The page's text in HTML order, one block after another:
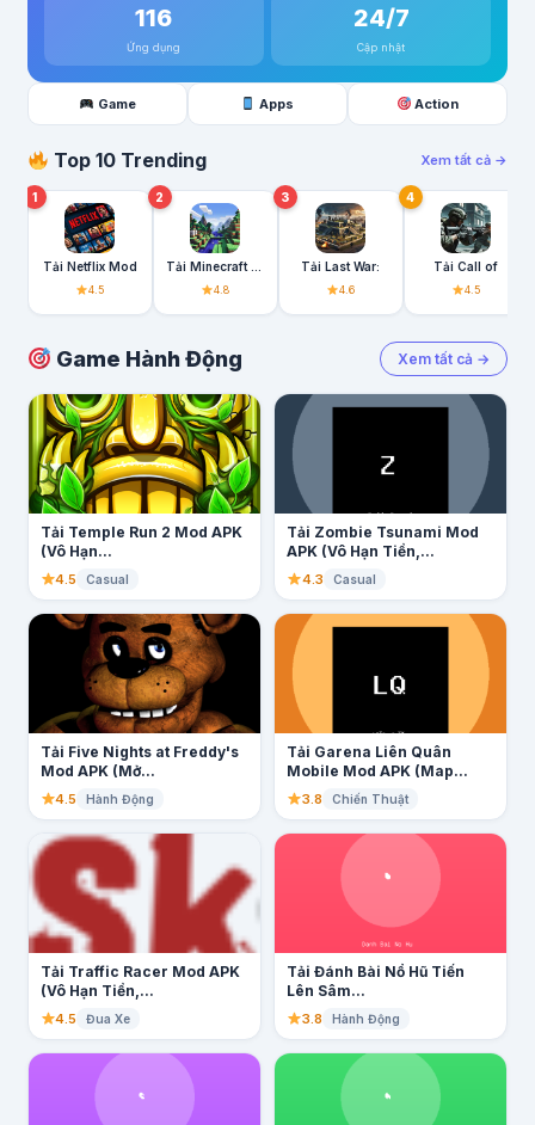
116
Ứng dụng
24/7
Cập nhật
Game Apps Action
Top 10 Trending Xem tất cả →
1
Tải Netflix Mod
4.5
2
4.8
3
Tải Last War:
4.6
4
Tải Call of
4.5
Game Hành Động Xem tất cả →
Tải Temple Run 2 Mod APK
(Vô Hạn...
4.5 Casual
Tải Zombie Tsunami Mod
APK (Vô Hạn Tiền,...
4.3 Casual
Tải Five Nights at Freddy's
Mod APK (Mở...
4.5 Hành Động
Tải Garena Liên Quân
Mobile Mod APK (Map...
3.8 Chiến Thuật
Tải Traffic Racer Mod APK
(Vô Hạn Tiền,...
4.5 Đua Xe
Tải Đánh Bài Nổ Hũ Tiến
Lên Sâm...
3.8 Hành Động